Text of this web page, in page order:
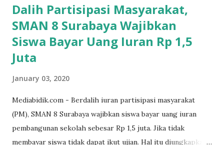
Dalih Partisipasi Masyarakat,
SMAN 8 Surabaya Wajibkan
Siswa Bayar Uang Iuran Rp 1,5
Juta
January 03, 2020
Mediabidik.com - Berdalih iuran partisipasi masyarakat
(PM), SMAN 8 Surabaya wajibkan siswa bayar uang iuran
pembangunan sekolah sebesar Rp 1,5 juta. Jika tidak
membayar siswa tidak dapat ikut ujian. Hal itu diungkapkan